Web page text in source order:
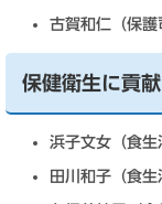
古賀和仁（保護
保健衛生に貢
浜子文女（食
田川和子（食生